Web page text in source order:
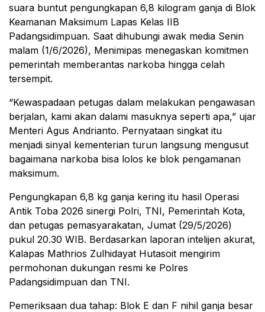
suara buntut pengungkapan 6,8 kilogram ganja di Blok
Keamanan Maksimum Lapas Kelas IIB
Padangsidimpuan. Saat dihubungi awak media Senin
malam (1/6/2026), Menimipas menegaskan komitmen
pemerintah memberantas narkoba hingga celah
tersempit.
“Kewaspadaan petugas dalam melakukan pengawasan
berjalan, kami akan dalami masuknya seperti apa,” ujar
Menteri Agus Andrianto. Pernyataan singkat itu
menjadi sinyal kementerian turun langsung mengusut
bagaimana narkoba bisa lolos ke blok pengamanan
maksimum.
Pengungkapan 6,8 kg ganja kering itu hasil Operasi
Antik Toba 2026 sinergi Polri, TNI, Pemerintah Kota,
dan petugas pemasyarakatan, Jumat (29/5/2026)
pukul 20.30 WIB. Berdasarkan laporan intelijen akurat,
Kalapas Mathrios Zulhidayat Hutasoit mengirim
permohonan dukungan resmi ke Polres
Padangsidimpuan dan TNI.
Pemeriksaan dua tahap: Blok E dan F nihil ganja besar